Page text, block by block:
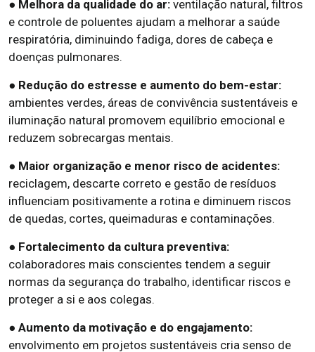
● Melhora da qualidade do ar: ventilação natural, filtros
e controle de poluentes ajudam a melhorar a saúde
respiratória, diminuindo fadiga, dores de cabeça e
doenças pulmonares.
● Redução do estresse e aumento do bem-estar:
ambientes verdes, áreas de convivência sustentáveis e
iluminação natural promovem equilíbrio emocional e
reduzem sobrecargas mentais.
● Maior organização e menor risco de acidentes:
reciclagem, descarte correto e gestão de resíduos
influenciam positivamente a rotina e diminuem riscos
de quedas, cortes, queimaduras e contaminações.
● Fortalecimento da cultura preventiva:
colaboradores mais conscientes tendem a seguir
normas da segurança do trabalho, identificar riscos e
proteger a si e aos colegas.
● Aumento da motivação e do engajamento:
envolvimento em projetos sustentáveis cria senso de